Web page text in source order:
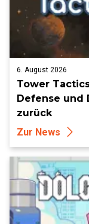
6. August 2026
Tower
Defense und
zurück
Zur News